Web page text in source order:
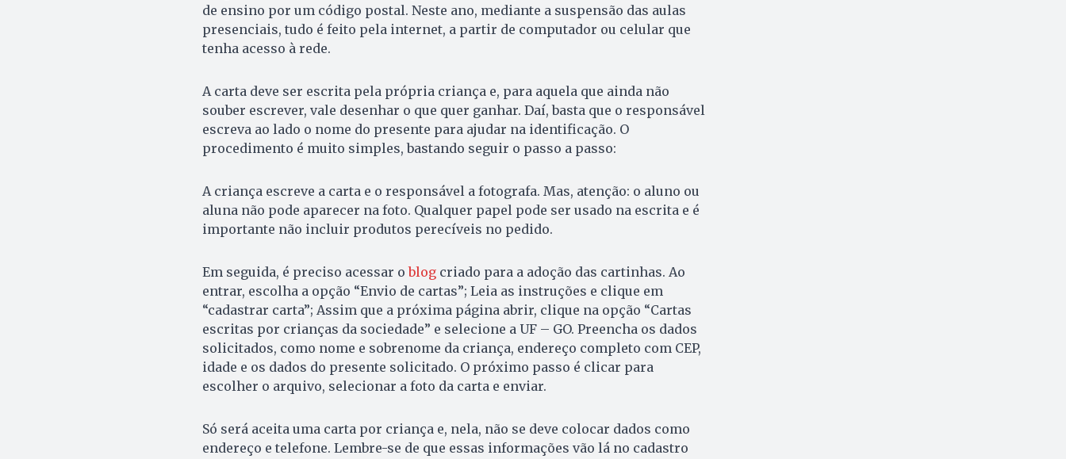
de ensino por um código postal. Neste ano, mediante a suspensão das aulas
presenciais, tudo é feito pela internet, a partir de computador ou celular que
tenha acesso à rede.
A carta deve ser escrita pela própria criança e, para aquela que ainda não
souber escrever, vale desenhar o que quer ganhar. Daí, basta que o responsável
escreva ao lado o nome do presente para ajudar na identificação. O
procedimento é muito simples, bastando seguir o passo a passo:
A criança escreve a carta e o responsável a fotografa. Mas, atenção: o aluno ou
aluna não pode aparecer na foto. Qualquer papel pode ser usado na escrita e é
importante não incluir produtos perecíveis no pedido.
Em seguida, é preciso acessar o blogcriado para a adoção das cartinhas. Ao
entrar, escolha a opção “Envio de cartas”; Leia as instruções e clique em
“cadastrar carta”; Assim que a próxima página abrir, clique na opção “Cartas
escritas por crianças da sociedade” e selecione a UF – GO. Preencha os dados
solicitados, como nome e sobrenome da criança, endereço completo com CEP,
idade e os dados do presente solicitado. O próximo passo é clicar para
escolher o arquivo, selecionar a foto da carta e enviar.
Só será aceita uma carta por criança e, nela, não se deve colocar dados como
endereço e telefone. Lembre-se de que essas informações vão lá no cadastro